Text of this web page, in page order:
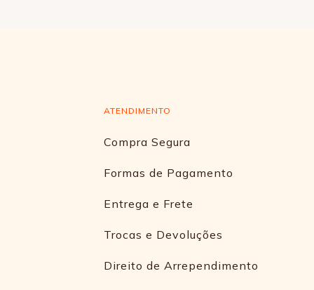
ATENDIMENTO
Compra Segura
Formas de Pagamento
Entrega e Frete
Trocas e Devoluções
Direito de Arrependimento